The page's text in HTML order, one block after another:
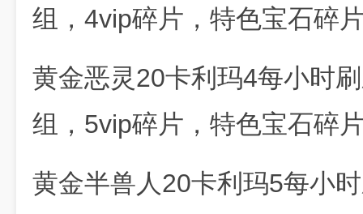
组，4vip碎片，特色宝石碎
黄金恶灵20卡利玛4每小时
组，5vip碎片，特色宝石碎
黄金半兽人20卡利玛5每小